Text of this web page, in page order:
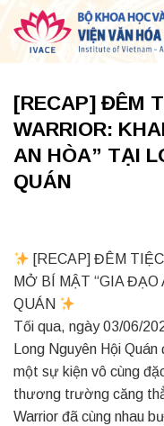
content
[RECAP] ĐÊM
WARRIOR:
AN HÒA” TẠI
QUÁN
[RECAP] ĐÊM
MỞ BÍ MẬT “GIA ĐẠO
QUÁN
Tối qua, ngày 03/06/
Long Nguyên Hội
một sự kiện vô cùng
thương trường căng
Warrior đã cùng nhau